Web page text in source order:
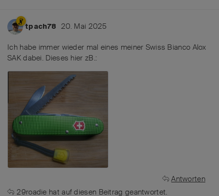
tpach78 20. Mai 2025
Ich habe immer wieder mal eines meiner Swiss Bianco Alox
SAK dabei. Dieses hier zB.:
Antworten
29roadie hat auf diesen Beitrag geantwortet.